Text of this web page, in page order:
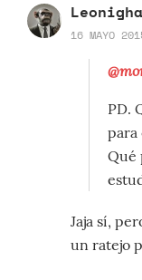
16 MAYO
PD.
para
Qué
Jaja sí,
un ratejo